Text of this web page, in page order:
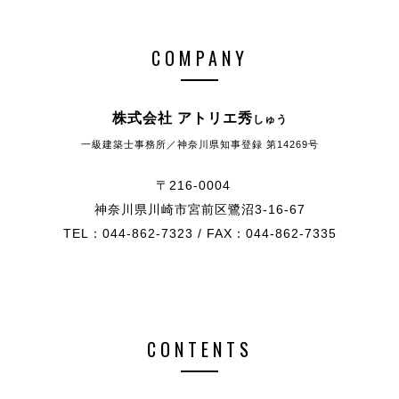
COMPANY
株式会社 アトリエ秀 しゅう
一級建築士事務所／神奈川県知事登録 第14269号
〒216-0004
神奈川県川崎市宮前区鷺沼3-16-67
TEL：044-862-7323 / FAX：044-862-7335
CONTENTS